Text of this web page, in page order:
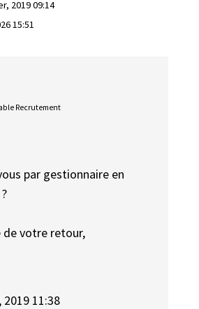
2019 09:14
15:51
Recrutement
par gestionnaire en
votre retour,
2019 11:38